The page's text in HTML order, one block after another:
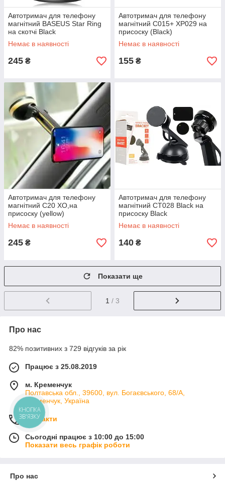
Автотримач для телефону
магнітний BASEUS Star Ring
на скотчі Black
Немає в наявності
245 ₴
Автотримач для телефону
магнітний C015+ XP029 на
присоску (Black)
Немає в наявності
155 ₴
Автотримач для телефону
магнітний C20 XO,на
присоску (yellow)
Немає в наявності
245 ₴
Автотримач для телефону
магнітний CT028 Black на
присоску Black
Немає в наявності
140 ₴
Показати ще
1 / 3
Про нас
82% позитивних з 729 відгуків за рік
Працює з 25.08.2019
м. Кременчук
Полтавська обл., 39600, вул. Богаєвського, 68/А,
Кременчук, Україна
Контакти
Сьогодні працює з 10:00 до 15:00
Показати весь графік роботи
Про нас
КНОПКА
ЗВ'ЯЗКУ